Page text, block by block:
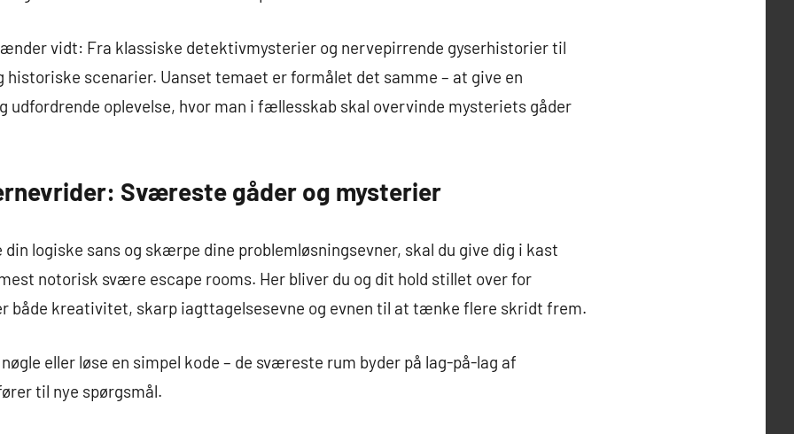
vidt: Fra klassiske detektivmysterier og nervepirrende gyserhistorier til
scenarier. Uanset temaet er formålet det samme – at give en
udfordrende oplevelse, hvor man i fællesskab skal overvinde mysteriets gåder
Sværeste gåder og mysterier
logiske sans og skærpe dine problemløsningsevner, skal du give dig i kast
notorisk svære escape rooms. Her bliver du og dit hold stillet over for
både kreativitet, skarp iagttagelsesevne og evnen til at tænke flere skridt frem.
eller løse en simpel kode – de sværeste rum byder på lag-på-lag af
til nye spørgsmål.